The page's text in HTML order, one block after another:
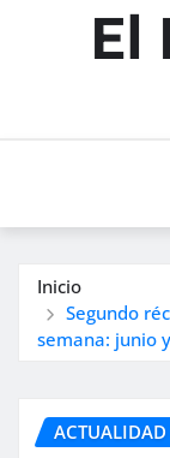
El
Inicio
Segundo
semana: junio
ACTUALIDAD